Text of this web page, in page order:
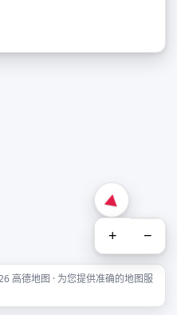
+ −
高德地图 · 为您提供准确的地图服